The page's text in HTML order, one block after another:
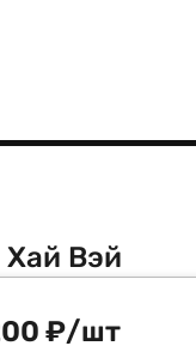
Хай Вэй
₽/шт